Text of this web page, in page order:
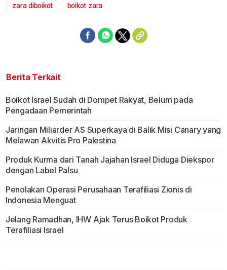
zara diboikot boikot zara
Berita Terkait
Boikot Israel Sudah di Dompet Rakyat, Belum pada
Pengadaan Pemerintah
Jaringan Miliarder AS Superkaya di Balik Misi Canary yang
Melawan Akvitis Pro Palestina
Produk Kurma dari Tanah Jajahan Israel Diduga Diekspor
dengan Label Palsu
Penolakan Operasi Perusahaan Terafiliasi Zionis di
Indonesia Menguat
Jelang Ramadhan, IHW Ajak Terus Boikot Produk
Terafiliasi Israel